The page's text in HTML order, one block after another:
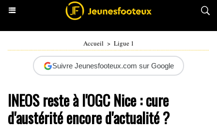
Accueil > Ligue 1
Suivre Jeunesfooteux.com sur Google
INEOS reste à l'OGC Nice : cure
d'austérité encore d'actualité ?